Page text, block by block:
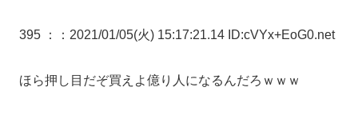
395 ： ：2021/01/05(火) 15:17:21.14 ID:cVYx+EoG0.net
ほら押し目だぞ買えよ億り人になるんだろｗｗｗ